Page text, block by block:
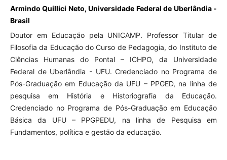
Armindo Quillici Neto, Universidade Federal de Uberlândia -
Brasil
Doutor em Educação pela UNICAMP. Professor Titular de
Filosofia da Educação do Curso de Pedagogia, do Instituto de
Ciências Humanas do Pontal – ICHPO, da Universidade
Federal de Uberlândia - UFU. Credenciado no Programa de
Pós-Graduação em Educação da UFU – PPGED, na linha de
pesquisa em História e Historiografia da Educação.
Credenciado no Programa de Pós-Graduação em Educação
Básica da UFU – PPGPEDU, na linha de Pesquisa em
Fundamentos, política e gestão da educação.